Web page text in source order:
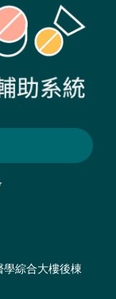
學綜合大樓後棟